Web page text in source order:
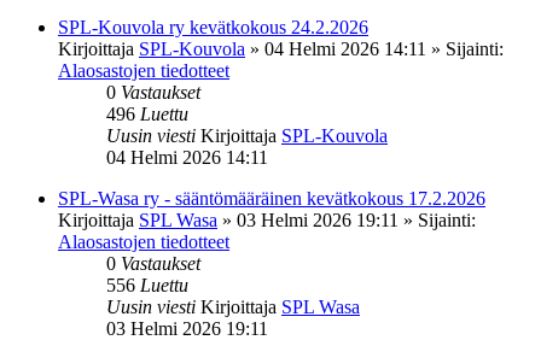
SPL-Kouvola ry kevätkokous 24.2.2026
Kirjoittaja SPL-Kouvola » 04 Helmi 2026 14:11 » Sijainti:
Alaosastojen tiedotteet
0 Vastaukset
496 Luettu
Uusin viesti Kirjoittaja SPL-Kouvola
04 Helmi 2026 14:11
SPL-Wasa ry - sääntömääräinen kevätkokous 17.2.2026
Kirjoittaja SPL Wasa » 03 Helmi 2026 19:11 » Sijainti:
Alaosastojen tiedotteet
0 Vastaukset
556 Luettu
Uusin viesti Kirjoittaja SPL Wasa
03 Helmi 2026 19:11